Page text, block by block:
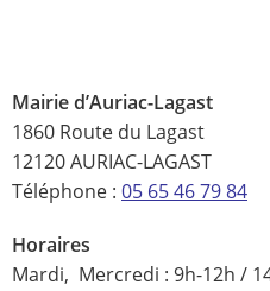
Mairie d’Auriac-Lagast
1860 Route du Lagast
12120 AURIAC-LAGAST
Téléphone : 05 65 46 79 84
Horaires
Mardi, Mercredi : 9h-12h /